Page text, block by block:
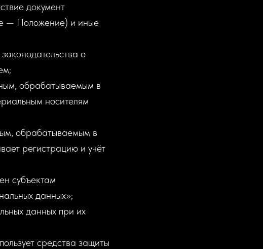
документ
— Положение) и иные
о
обрабатываемым в
носителям
обрабатываемым в
регистрацию и учёт
субъектам
данных»;
данных при их
средства защиты